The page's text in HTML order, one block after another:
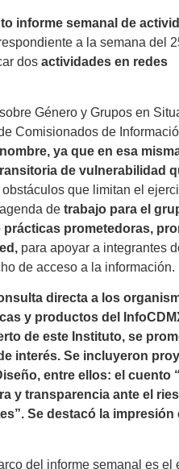
informe semanal de
a la semana del
dos actividades en redes
Género y Grupos en
Comisionados de
ya que en esa
de vulnerabilidad
que limitan el
de trabajo para el
prometedoras,
para apoyar a integrantes
de acceso a la información.
directa a los
y productos del
de este Instituto, se
interés. Se incluyeron
entre ellos: el cuento
y transparencia ante el
Se destacó la impresión
del informe semanal es el